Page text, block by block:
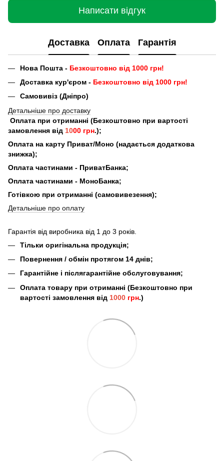
Написати відгук
Доставка Оплата Гарантія
Нова Пошта - Безкоштовно від 1000 грн!
Доставка кур'єром - Безкоштовно від 1000 грн!
Самовивіз (Дніпро)
Детальніше про доставку
Оплата при отриманні (Безкоштовно при вартості
замовлення від 1000 грн.);
Оплата на карту Приват/Моно (надається додаткова
знижка);
Оплата частинами - ПриватБанка;
Оплата частинами - МоноБанка;
Готівкою при отриманні (самовивезення);
Детальніше про оплату
Гарантія від виробника від 1 до 3 років.
Тільки оригінальна продукція;
Повернення / обмін протягом 14 днів;
Гарантійне і післягарантійне обслуговування;
Оплата товару при отриманні (Безкоштовно при
вартості замовлення від 1000 грн.)